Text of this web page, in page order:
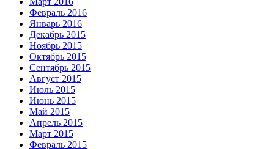
Февраль 2016
Январь 2016
Декабрь 2015
Ноябрь 2015
Октябрь 2015
Сентябрь 2015
Август 2015
Июль 2015
Июнь 2015
Май 2015
Апрель 2015
Март 2015
Февраль 2015